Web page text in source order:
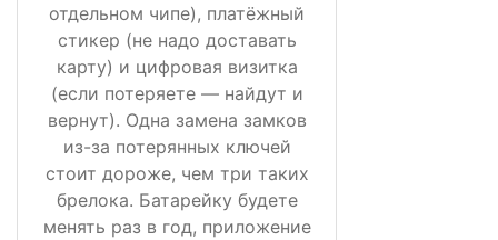
отдельном чипе), платёжный
стикер (не надо доставать
карту) и цифровая визитка
(если потеряете — найдут и
вернут). Одна замена замков
из-за потерянных ключей
стоит дороже, чем три таких
брелока. Батарейку будете
менять раз в год, приложение